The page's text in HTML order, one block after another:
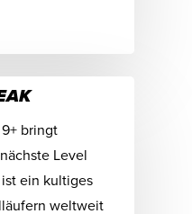
bringt
Level
ein kultiges
weltweit